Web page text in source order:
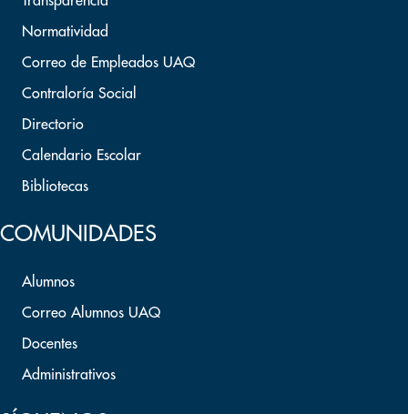
Normatividad
Correo de Empleados UAQ
Contraloría Social
Directorio
Calendario Escolar
Bibliotecas
COMUNIDADES
Alumnos
Correo Alumnos UAQ
Docentes
Administrativos